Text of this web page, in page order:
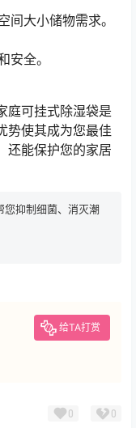
大小储物需求。
安全。
庭可挂式除湿袋是
势使其成为您最佳
还能保护您的家居
您抑制细菌、消灭潮
给TA打赏
0 0